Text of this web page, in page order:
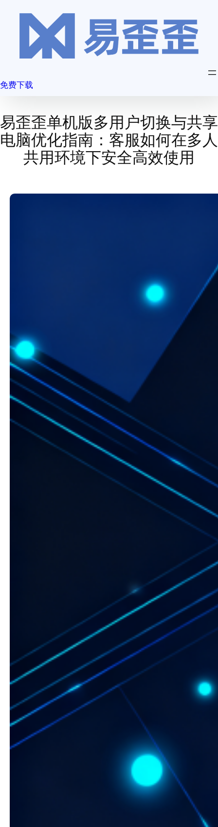
免费下载
易歪歪单机版多用户切换与共享
电脑优化指南：客服如何在多人
共用环境下安全高效使用